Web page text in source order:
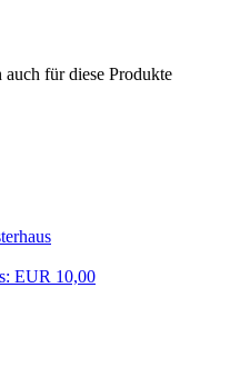
für diese Produkte
EUR 10,00